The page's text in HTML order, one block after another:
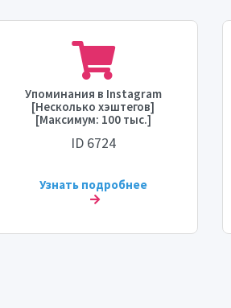
Упоминания в Instagram
[Несколько хэштегов]
[Максимум: 100 тыс.]
[Пополнение: Нет] [Время
запуска: 24 - 48 часов]
ID 6724
Узнать подробнее